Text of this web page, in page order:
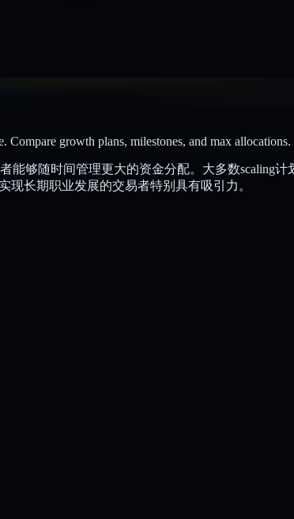
growth plans, milestones, and max allocations.
能够随时间管理更大的资金分配。大多数
长期职业发展的交易者特别具有吸引力。